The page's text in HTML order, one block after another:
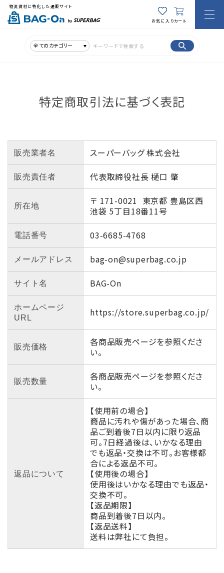
物流資材に特化した通販サイト
お気に入りカート
全てのカテゴリー
特定商取引法に基づく表記
販売業者名 スーパーバッグ 株式会社
販売責任者 代表取締役社長 樋口 肇
所在地 〒 171-0021 東京都 豊島区西
池袋 5丁目18番11号
電話番号 03-6685-4768
メールアドレス bag-on@superbag.co.jp
サイト名 BAG-On
ホームページ
URL
https://store.superbag.co.jp/
販売価格
各商品販売ページを参照くださ
い。
販売数量
各商品販売ページを参照くださ
い。
返品について
【使用前の場合】
商品に汚れや傷があった場合、商
品ご到着後7日以内に限り返品
可。7日経過後は、いかなる理由
でも返品・交換は不可。お客様都
合による返品不可。
【使用後の場合】
使用後はいかなる理由でも返品・
交換不可。
【返品期限】
商品到着後7日以内。
【返品送料】
送料は弊社にて負担。